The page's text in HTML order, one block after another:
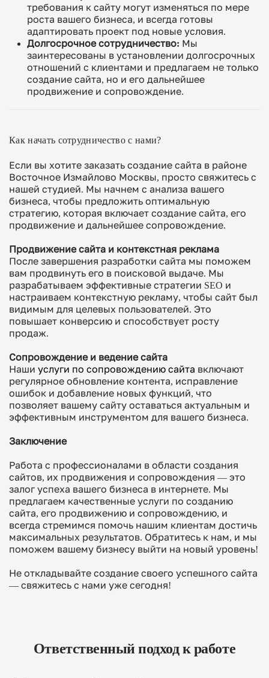
требования к сайту могут изменяться по мере
роста вашего бизнеса, и всегда готовы
адаптировать проект под новые условия.
Долгосрочное сотрудничество: Мы
заинтересованы в установлении долгосрочных
отношений с клиентами и предлагаем не только
создание сайта, но и его дальнейшее
продвижение и сопровождение.
Как начать сотрудничество с нами?
Если вы хотите заказать создание сайта в районе
Восточное Измайлово Москвы, просто свяжитесь с
нашей студией. Мы начнем с анализа вашего
бизнеса, чтобы предложить оптимальную
стратегию, которая включает создание сайта, его
продвижение и дальнейшее сопровождение.
Продвижение сайта и контекстная реклама
После завершения разработки сайта мы поможем
вам продвинуть его в поисковой выдаче. Мы
разрабатываем эффективные стратегии SEO и
настраиваем контекстную рекламу, чтобы сайт был
видимым для целевых пользователей. Это
повышает конверсию и способствует росту
продаж.
Сопровождение и ведение сайта
Наши услуги по сопровождению сайта включают
регулярное обновление контента, исправление
ошибок и добавление новых функций, что
позволяет вашему сайту оставаться актуальным и
эффективным инструментом для вашего бизнеса.
Заключение
Работа с профессионалами в области создания
сайтов, их продвижения и сопровождения — это
залог успеха вашего бизнеса в интернете. Мы
предлагаем качественные услуги по созданию
сайта, его продвижению и сопровождению, и
всегда стремимся помочь нашим клиентам достичь
максимальных результатов. Обратитесь к нам, и мы
поможем вашему бизнесу выйти на новый уровень!
Не откладывайте создание своего успешного сайта
— свяжитесь с нами уже сегодня!
Ответственный подход к работе